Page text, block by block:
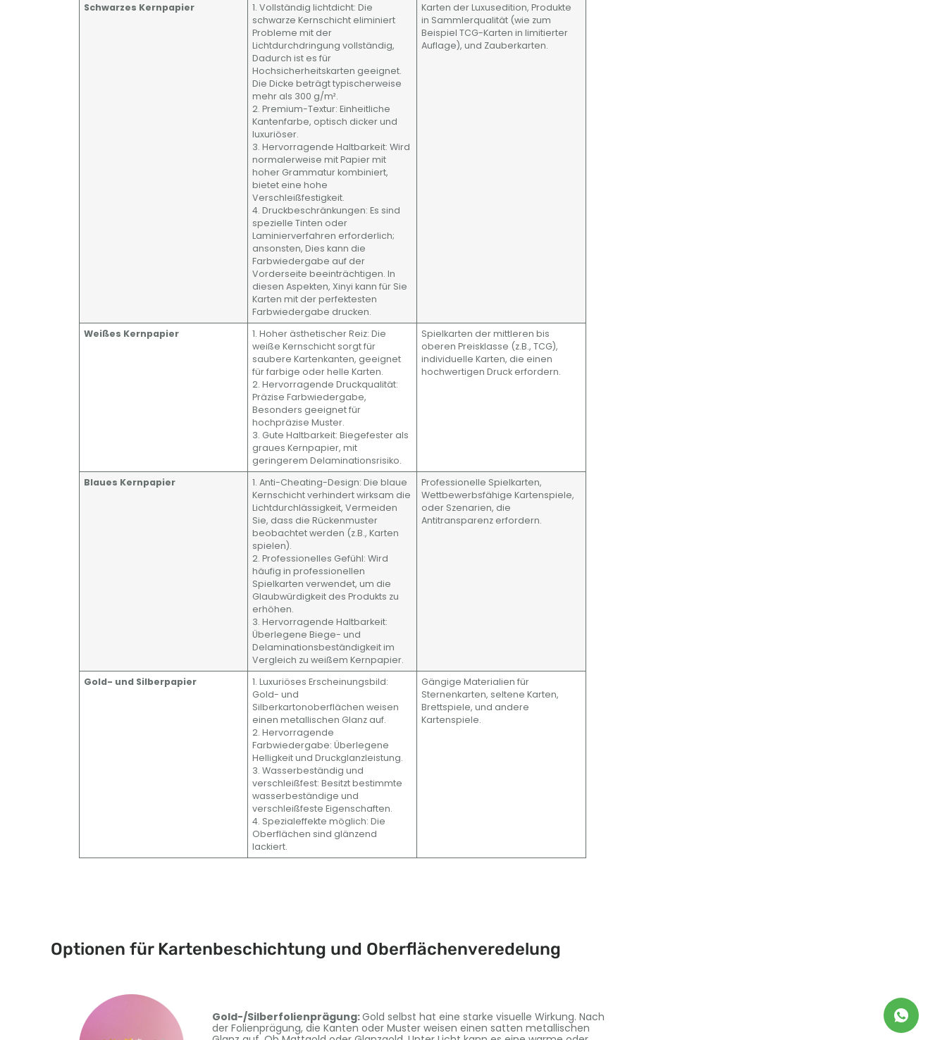
Schwarzes Kernpapier
1. Vollständig lichtdicht: Die
schwarze Kernschicht eliminiert
Probleme mit der
Lichtdurchdringung vollständig,
Dadurch ist es für
Hochsicherheitskarten geeignet.
Die Dicke beträgt typischerweise
mehr als 300 g/m².
2. Premium-Textur: Einheitliche
Kantenfarbe, optisch dicker und
luxuriöser.
3. Hervorragende Haltbarkeit: Wird
normalerweise mit Papier mit
hoher Grammatur kombiniert,
bietet eine hohe
Verschleißfestigkeit.
4. Druckbeschränkungen: Es sind
spezielle Tinten oder
Laminierverfahren erforderlich;
ansonsten, Dies kann die
Farbwiedergabe auf der
Vorderseite beeinträchtigen. In
diesen Aspekten, Xinyi kann für Sie
Karten mit der perfektesten
Farbwiedergabe drucken.
Karten der Luxusedition, Produkte
in Sammlerqualität (wie zum
Beispiel TCG-Karten in limitierter
Auflage), und Zauberkarten.
Weißes Kernpapier
1. Hoher ästhetischer Reiz: Die
weiße Kernschicht sorgt für
saubere Kartenkanten, geeignet
für farbige oder helle Karten.
2. Hervorragende Druckqualität:
Präzise Farbwiedergabe,
Besonders geeignet für
hochpräzise Muster.
3. Gute Haltbarkeit: Biegefester als
graues Kernpapier, mit
geringerem Delaminationsrisiko.
Spielkarten der mittleren bis
oberen Preisklasse (z.B., TCG),
individuelle Karten, die einen
hochwertigen Druck erfordern.
Blaues Kernpapier
1. Anti-Cheating-Design: Die blaue
Kernschicht verhindert wirksam die
Lichtdurchlässigkeit, Vermeiden
Sie, dass die Rückenmuster
beobachtet werden (z.B., Karten
spielen).
2. Professionelles Gefühl: Wird
häufig in professionellen
Spielkarten verwendet, um die
Glaubwürdigkeit des Produkts zu
erhöhen.
3. Hervorragende Haltbarkeit:
Überlegene Biege- und
Delaminationsbeständigkeit im
Vergleich zu weißem Kernpapier.
Professionelle Spielkarten,
Wettbewerbsfähige Kartenspiele,
oder Szenarien, die
Antitransparenz erfordern.
Gold- und Silberpapier
1. Luxuriöses Erscheinungsbild:
Gold- und
Silberkartonoberflächen weisen
einen metallischen Glanz auf.
2. Hervorragende
Farbwiedergabe: Überlegene
Helligkeit und Druckglanzleistung.
3. Wasserbeständig und
verschleißfest: Besitzt bestimmte
wasserbeständige und
verschleißfeste Eigenschaften.
4. Spezialeffekte möglich: Die
Oberflächen sind glänzend
lackiert.
Gängige Materialien für
Sternenkarten, seltene Karten,
Brettspiele, und andere
Kartenspiele.
Optionen für Kartenbeschichtung und Oberflächenveredelung
Gold-/Silberfolienprägung:Gold selbst hat eine starke visuelle Wirkung. Nach
der Folienprägung, die Kanten oder Muster weisen einen satten metallischen